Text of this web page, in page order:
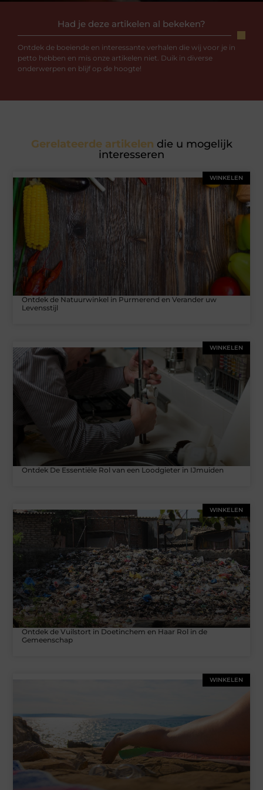
Had je deze artikelen al bekeken?
Ontdek de boeiende en interessante verhalen die wij voor je in
petto hebben en mis onze artikelen niet. Duik in diverse
onderwerpen en blijf op de hoogte!
Gerelateerde artikelen die u mogelijk
interesseren
WINKELEN
Ontdek de Natuurwinkel in Purmerend en Verander uw
Levensstijl
WINKELEN
Ontdek De Essentiële Rol van een Loodgieter in IJmuiden
WINKELEN
Ontdek de Vuilstort in Doetinchem en Haar Rol in de
Gemeenschap
WINKELEN